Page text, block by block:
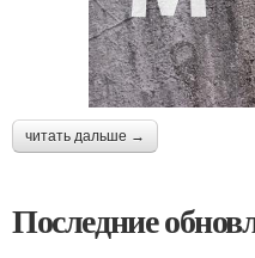
читать дальше →
Последние